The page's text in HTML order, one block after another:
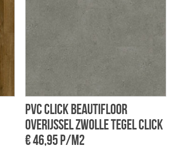
PVC Click Beautifloor
Overijssel Zwolle tegel click
€ 46,95 p/m2